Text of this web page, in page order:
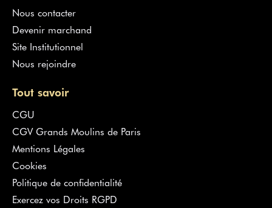
Nous contacter
Devenir marchand
Site Institutionnel
Nous rejoindre
Tout savoir
CGU
CGV Grands Moulins de Paris
Mentions Légales
Cookies
Politique de confidentialité
Exercez vos Droits RGPD